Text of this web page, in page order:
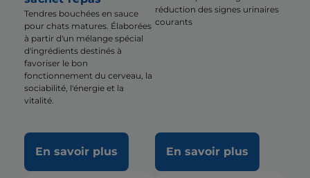
Tendres bouchées en sauce
pour chats matures. Élaborées
à partir d'un mélange spécial
d'ingrédients destinés à
favoriser le bon
fonctionnement du cerveau, la
sociabilité, l'énergie et la
vitalité.
En savoir plus
réduction des signes urinaires
courants
En savoir plus